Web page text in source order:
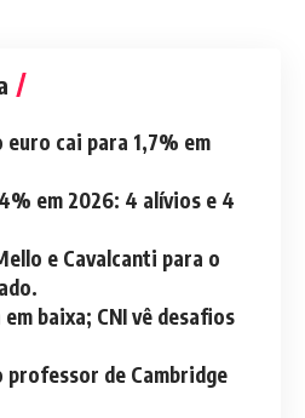
euro cai para 1,7% em
em 2026: 4 alívios e 4
e Cavalcanti para o
baixa; CNI vê desafios
professor de Cambridge